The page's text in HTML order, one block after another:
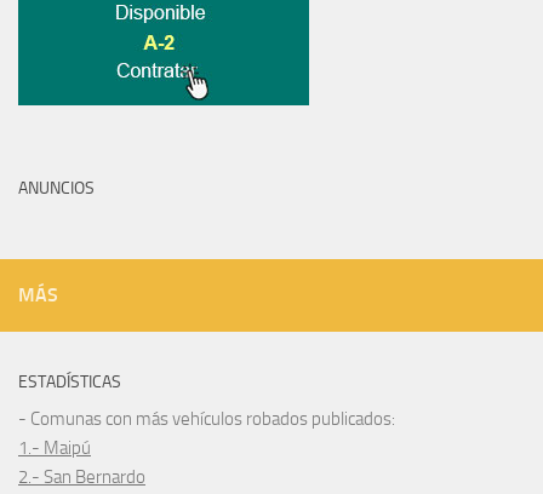
ANUNCIOS
MÁS
ESTADÍSTICAS
- Comunas con más vehículos robados publicados:
1.- Maipú
2.- San Bernardo